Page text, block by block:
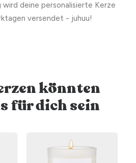
wird deine personalisierte Kerze
versendet - juhuu!
könnten
für dich sein